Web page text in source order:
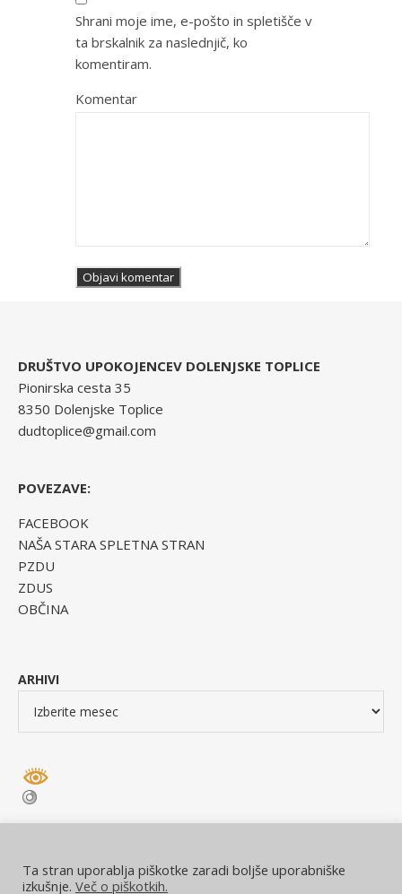
Shrani moje ime, e-pošto in spletišče v
ta brskalnik za naslednjič, ko
komentiram.
Komentar
DRUŠTVO UPOKOJENCEV DOLENJSKE TOPLICE
Pionirska cesta 35
8350 Dolenjske Toplice
dudtoplice@gmail.com
POVEZAVE:
FACEBOOK
NAŠA STARA SPLETNA STRAN
PZDU
ZDUS
OBČINA
ARHIVI
Ta stran uporablja piškotke zaradi boljše uporabniške
izkušnje. Več o piškotkih.